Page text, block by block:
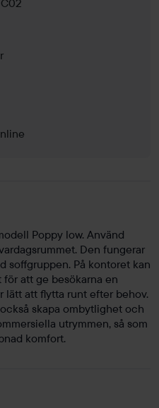
Poppy low. Använd
Den fungerar
soffgruppen. På kontoret kan
att ge besökarna en
lätt att flytta runt efter behov.
skapa ombytlighet och
utrymmen, så som
komfort.